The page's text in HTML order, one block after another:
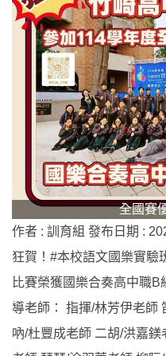
全國賽
作者 : 訓育組 發布日期 :
狂賀！#本校語文國樂實驗
比賽榮獲國樂合奏高中職
導老師： 指揮/林芳伊老師
吶/杜豐成老師 二胡/洪嘉